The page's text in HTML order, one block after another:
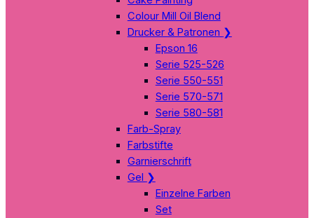
Colour Mill Oil Blend
Drucker & Patronen ❯
Epson 16
Serie 525-526
Serie 550-551
Serie 570-571
Serie 580-581
Farb-Spray
Farbstifte
Garnierschrift
Gel ❯
Einzelne Farben
Set